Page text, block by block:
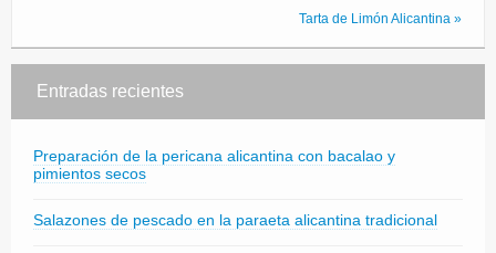
Tarta de Limón Alicantina »
Entradas recientes
Preparación de la pericana alicantina con bacalao y
pimientos secos
Salazones de pescado en la paraeta alicantina tradicional